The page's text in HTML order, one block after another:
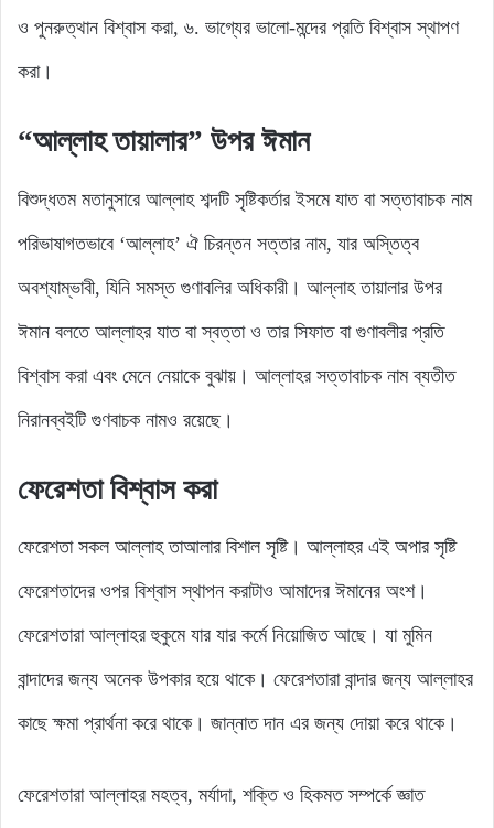
ও পুনরুত্থান বিশ্বাস করা, ৬. ভাগ্যের ভালো-মন্দের প্রতি বিশ্বাস স্থাপণ
করা।
“আল্লাহ তায়ালার” উপর ঈমান
বিশুদ্ধতম মতানুসারে আল্লাহ শব্দটি সৃষ্টিকর্তার ইসমে যাত বা সত্তাবাচক নাম
পরিভাষাগতভাবে ‘আল্লাহ’ ঐ চিরন্তন সত্তার নাম, যার অস্তিত্ব
অবশ্যাম্ভাবী, যিনি সমস্ত গুণাবলির অধিকারী। আল্লাহ তায়ালার উপর
ঈমান বলতে আল্লাহর যাত বা স্বত্তা ও তার সিফাত বা গুণাবলীর প্রতি
বিশ্বাস করা এবং মেনে নেয়াকে বুঝায়। আল্লাহর সত্তাবাচক নাম ব্যতীত
নিরানব্বইটি গুণবাচক নামও রয়েছে।
ফেরেশতা বিশ্বাস করা
ফেরেশতা সকল আল্লাহ তাআলার বিশাল সৃষ্টি। আল্লাহর এই অপার সৃষ্টি
ফেরেশতাদের ওপর বিশ্বাস স্থাপন করাটাও আমাদের ঈমানের অংশ।
ফেরেশতারা আল্লাহর হুকুমে যার যার কর্মে নিয়োজিত আছে। যা মুমিন
বান্দাদের জন্য অনেক উপকার হয়ে থাকে। ফেরেশতারা বান্দার জন্য আল্লাহর
কাছে ক্ষমা প্রার্থনা করে থাকে। জান্নাত দান এর জন্য দোয়া করে থাকে।
ফেরেশতারা আল্লাহর মহত্ব, মর্যাদা, শক্তি ও হিকমত সম্পর্কে জ্ঞাত